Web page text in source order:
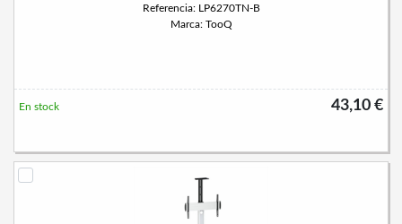
Referencia: LP6270TN-B
Marca: TooQ
43,10 €
En stock